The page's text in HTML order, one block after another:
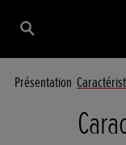
Présentation